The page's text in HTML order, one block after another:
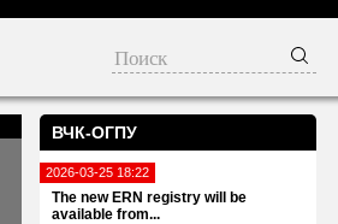
ВЧК-ОГПУ
2026-03-25 18:22
The new ERN registry will be
available from...